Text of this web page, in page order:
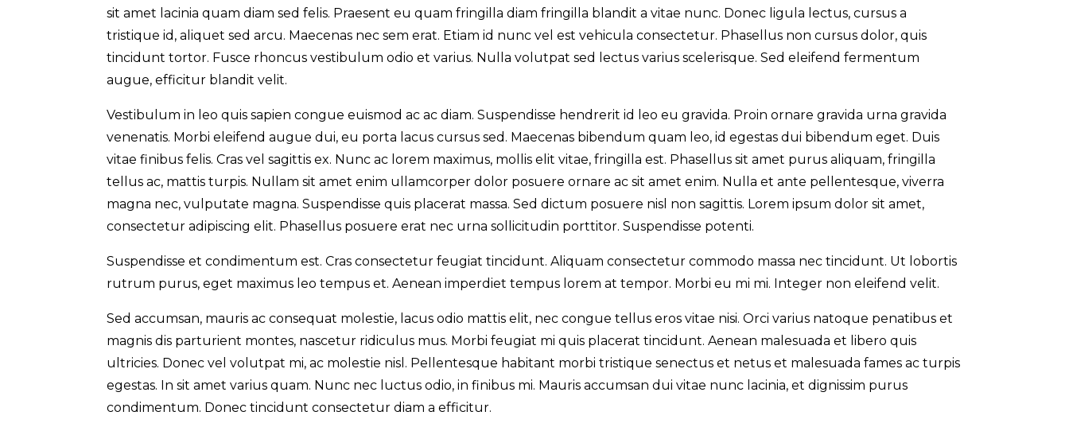
sit amet lacinia quam diam sed felis. Praesent eu quam fringilla diam fringilla blandit a vitae nunc. Donec ligula lectus, cursus a
tristique id, aliquet sed arcu. Maecenas nec sem erat. Etiam id nunc vel est vehicula consectetur. Phasellus non cursus dolor, quis
tincidunt tortor. Fusce rhoncus vestibulum odio et varius. Nulla volutpat sed lectus varius scelerisque. Sed eleifend fermentum
augue, efficitur blandit velit.
Vestibulum in leo quis sapien congue euismod ac ac diam. Suspendisse hendrerit id leo eu gravida. Proin ornare gravida urna gravida
venenatis. Morbi eleifend augue dui, eu porta lacus cursus sed. Maecenas bibendum quam leo, id egestas dui bibendum eget. Duis
vitae finibus felis. Cras vel sagittis ex. Nunc ac lorem maximus, mollis elit vitae, fringilla est. Phasellus sit amet purus aliquam, fringilla
tellus ac, mattis turpis. Nullam sit amet enim ullamcorper dolor posuere ornare ac sit amet enim. Nulla et ante pellentesque, viverra
magna nec, vulputate magna. Suspendisse quis placerat massa. Sed dictum posuere nisl non sagittis. Lorem ipsum dolor sit amet,
consectetur adipiscing elit. Phasellus posuere erat nec urna sollicitudin porttitor. Suspendisse potenti.
Suspendisse et condimentum est. Cras consectetur feugiat tincidunt. Aliquam consectetur commodo massa nec tincidunt. Ut lobortis
rutrum purus, eget maximus leo tempus et. Aenean imperdiet tempus lorem at tempor. Morbi eu mi mi. Integer non eleifend velit.
Sed accumsan, mauris ac consequat molestie, lacus odio mattis elit, nec congue tellus eros vitae nisi. Orci varius natoque penatibus et
magnis dis parturient montes, nascetur ridiculus mus. Morbi feugiat mi quis placerat tincidunt. Aenean malesuada et libero quis
ultricies. Donec vel volutpat mi, ac molestie nisl. Pellentesque habitant morbi tristique senectus et netus et malesuada fames ac turpis
egestas. In sit amet varius quam. Nunc nec luctus odio, in finibus mi. Mauris accumsan dui vitae nunc lacinia, et dignissim purus
condimentum. Donec tincidunt consectetur diam a efficitur.